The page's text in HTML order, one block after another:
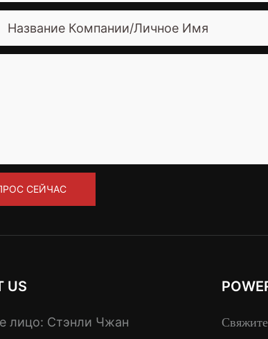
Название Компании/Личное Имя
СЕЙЧАС
US
лицо: Стэнли Чжан